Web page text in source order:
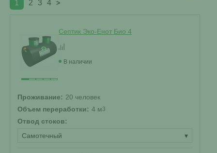
1 2 3 4 >
Септик Эко-Енот Био 4
В наличии
Проживание: 20 человек
Объем переработки: 4 м3
Отвод стоков:
Самотечный
▾